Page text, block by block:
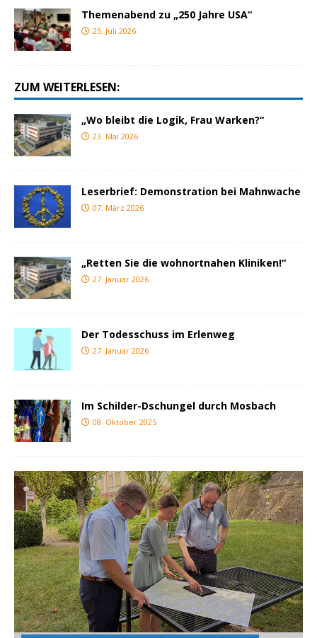
Themenabend zu „250 Jahre USA“
25. Juli 2026
ZUM WEITERLESEN:
„Wo bleibt die Logik, Frau Warken?“
23. Mai 2026
Leserbrief: Demonstration bei Mahnwache
07. März 2026
„Retten Sie die wohnortnahen Kliniken!“
27. Januar 2026
Der Todesschuss im Erlenweg
27. Januar 2026
Im Schilder-Dschungel durch Mosbach
08. Oktober 2025